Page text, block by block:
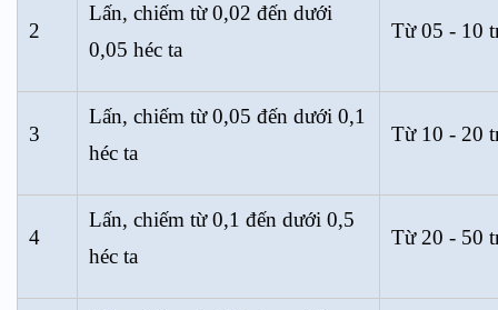
2
Lấn, chiếm từ 0,02 đến dưới
0,05 héc ta
Từ 05 - 10
3
Lấn, chiếm từ 0,05 đến dưới 0,1
héc ta
Từ 10 - 20
4
Lấn, chiếm từ 0,1 đến dưới 0,5
héc ta
Từ 20 - 50